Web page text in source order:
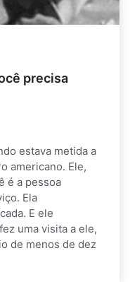
precisa
estava metida a
americano. Ele,
é a pessoa
Ela
E ele
uma visita a ele,
de menos de dez